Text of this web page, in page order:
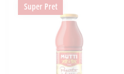
Super Pret